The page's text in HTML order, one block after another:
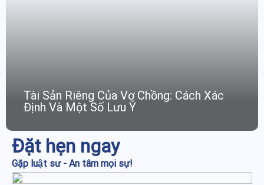
Tài Sản Riêng Của Vợ Chồng: Cách Xác
Định Và Một Số Lưu Ý
Đặt hẹn ngay
Gặp luật sư - An tâm mọi sự!